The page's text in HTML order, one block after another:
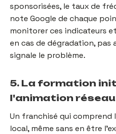
sponsorisées, le taux de
note Google de chaque
monitorer ces indicateurs
en cas de dégradation, pas
signale le problème.
5. La formation
l'animation réseau
Un franchisé qui comprend
local, même sans en être